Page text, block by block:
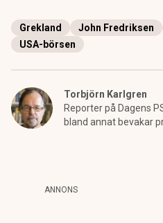
Grekland John Fredriksen
USA-börsen
Torbjörn Karlgren
Reporter på Dagens
bland annat bevakar
ANNONS